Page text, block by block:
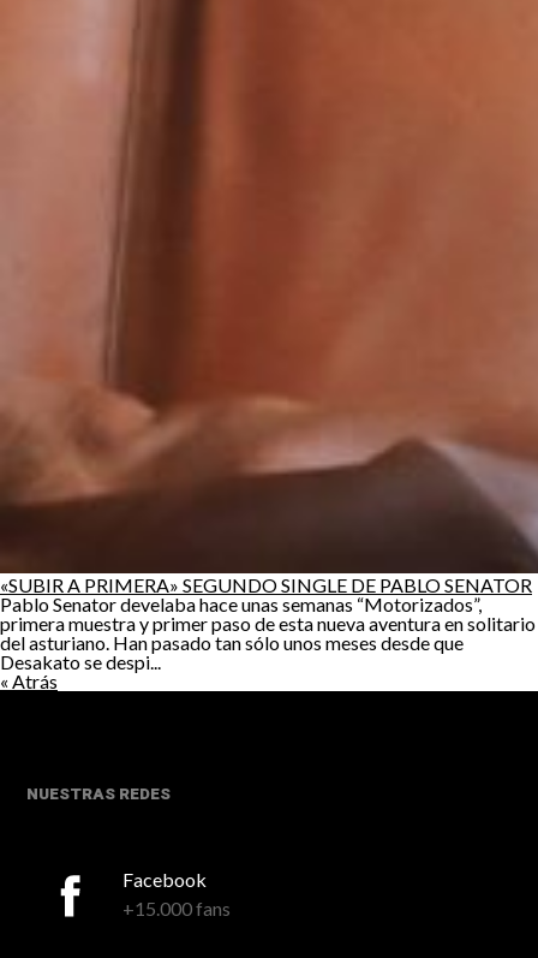
«SUBIR A PRIMERA» SEGUNDO SINGLE DE PABLO SENATOR
Pablo Senator develaba hace unas semanas “Motorizados”,
primera muestra y primer paso de esta nueva aventura en solitario
del asturiano. Han pasado tan sólo unos meses desde que
Desakato se despi...
« Atrás
NUESTRAS REDES
Facebook
+15.000 fans